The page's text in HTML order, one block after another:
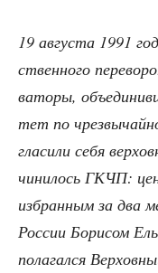
19 авгу­ста 1991
ствен­но­го
ва­то­ры,
тет по
гла­си­ли себя
чи­ни­лось ГКЧП:
избран­ным за два
Рос­сии Бори­сом
по­ла­гал­ся